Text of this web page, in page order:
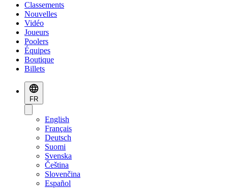
Classements
Nouvelles
Vidéo
Joueurs
Poolers
Équipes
Boutique
Billets
FR
English
Français
Deutsch
Suomi
Svenska
Čeština
Slovenčina
Español